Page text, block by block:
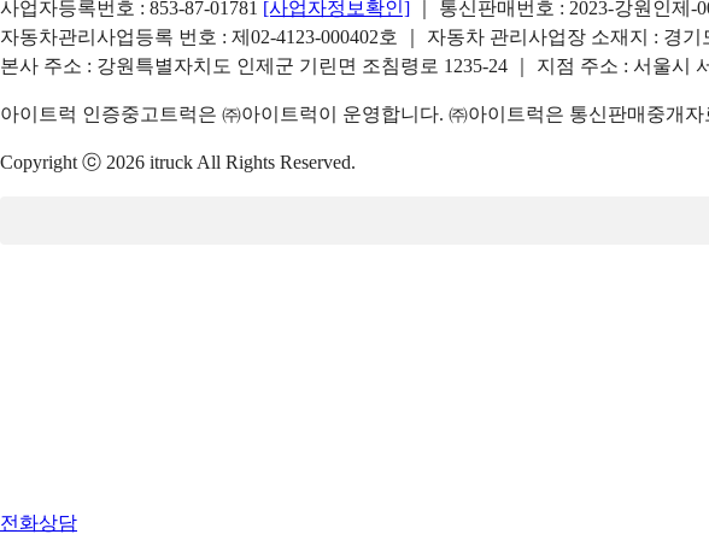
사업자등록번호 : 853-87-01781 [사업자정보확인]
｜ 통신판매번호 : 2023-강원인제-
자동차관리사업등록 번호 : 제02-4123-000402호 ｜ 자동차 관리사업장 소재지 : 경
본사 주소 : 강원특별자치도 인제군 기린면 조침령로 1235-24 ｜ 지점 주소 : 서울시
아이트럭 인증중고트럭은 ㈜아이트럭이 운영합니다. ㈜아이트럭은 통신판매중개
Copyright ⓒ 2026 itruck All Rights Reserved.
전화상담